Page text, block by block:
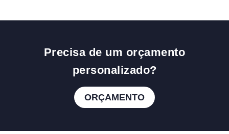
Precisa de um orçamento
personalizado?
ORÇAMENTO